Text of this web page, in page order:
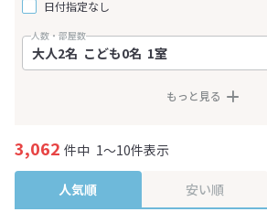
日付指定なし
人数・部屋数
もっと見る
3,062 件中 1～10件表示
人気順 安い順